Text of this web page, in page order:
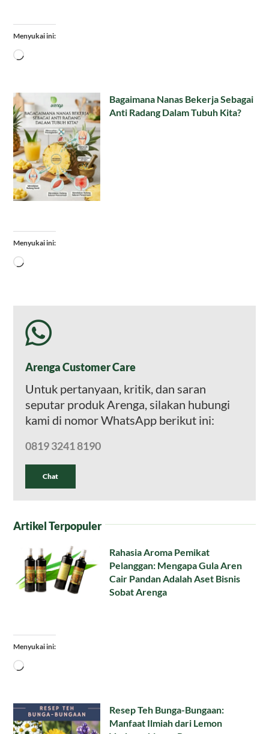
Menyukai ini:
Memuat...
Bagaimana Nanas Bekerja Sebagai
Anti Radang Dalam Tubuh Kita?
Menyukai ini:
Memuat...
Arenga Customer Care
Untuk pertanyaan, kritik, dan saran
seputar produk Arenga, silakan hubungi
kami di nomor WhatsApp berikut ini:
0819 3241 8190
Chat
Artikel Terpopuler
Rahasia Aroma Pemikat
Pelanggan: Mengapa Gula Aren
Cair Pandan Adalah Aset Bisnis
Sobat Arenga
Menyukai ini:
Memuat...
Resep Teh Bunga-Bungaan:
Manfaat Ilmiah dari Lemon